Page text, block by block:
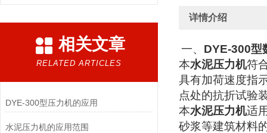
相关文章
RELATED ARTICLES
DYE-300型压力机的应用
水泥压力机的应用范围
详情介绍
一、 DYE-300型
本水泥压力机符
具有加荷速度指
点处的抗折试验
本水泥压力机适
砂浆等建筑材料